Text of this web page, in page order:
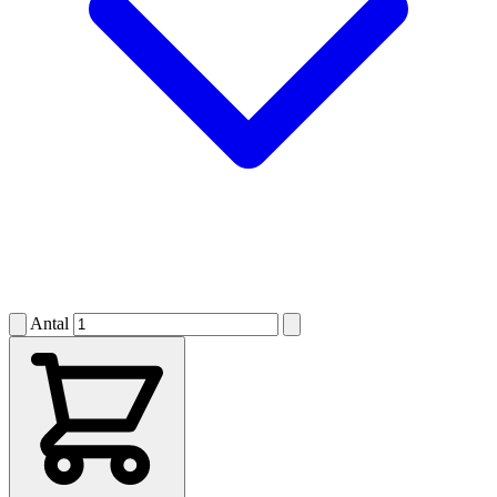
Antal